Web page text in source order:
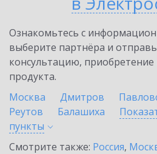
Ознакомьтесь с
выберите партнёра и
консультацию,
продукта.
Москва
Дмитров
Реутов
Балашиха
пункты
Смотрите также: Россия,